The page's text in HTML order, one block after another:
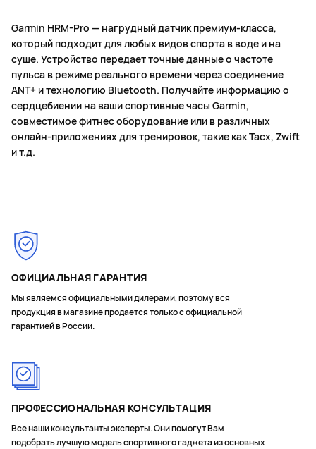
Garmin HRM-Pro — нагрудный датчик премиум-класса,
который подходит для любых видов спорта в воде и на
суше. Устройство передает точные данные о частоте
пульса в режиме реального времени через соединение
ANT+ и технологию Bluetooth. Получайте информацию о
сердцебиении на ваши спортивные часы Garmin,
совместимое фитнес оборудование или в различных
онлайн-приложениях для тренировок, такие как Tacx, Zwift
и т.д.
ОФИЦИАЛЬНАЯ ГАРАНТИЯ
Мы являемся официальными дилерами, поэтому вся
продукция в магазине продается только с официальной
гарантией в России.
ПРОФЕССИОНАЛЬНАЯ КОНСУЛЬТАЦИЯ
Все наши консультанты эксперты. Они помогут Вам
подобрать лучшую модель спортивного гаджета из основных